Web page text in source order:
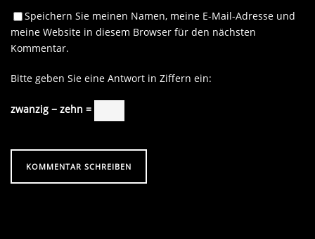
Speichern Sie meinen Namen, meine E-Mail-Adresse und
meine Website in diesem Browser für den nächsten
Kommentar.
Bitte geben Sie eine Antwort in Ziffern ein:
zwanzig − zehn =